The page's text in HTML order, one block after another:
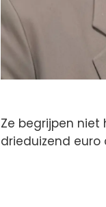
Ze begrijpen niet
drieduizend